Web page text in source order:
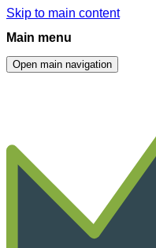
Skip to main content
Main menu
Open main navigation